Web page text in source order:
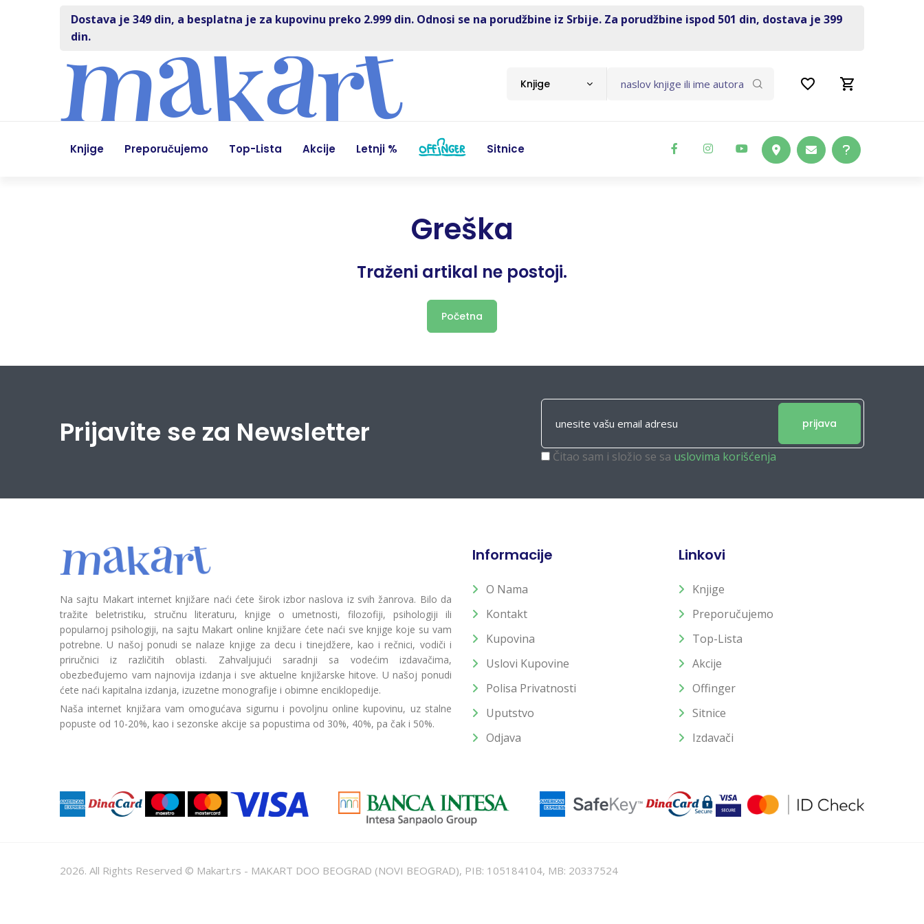
Dostava je 349 din, a besplatna je za kupovinu preko 2.999 din. Odnosi se na porudžbine iz Srbije. Za porudžbine ispod 501 din, dostava je 399
din.
Knjige
Knjige Preporučujemo Top-Lista Akcije Letnji % Sitnice
Greška
Traženi artikal ne postoji.
Početna
Prijavite se za Newsletter prijava
Čitao sam i složio se sa uslovima korišćenja
Na sajtu Makart internet knjižare naći ćete širok izbor naslova iz svih žanrova. Bilo da
tražite beletristiku, stručnu literaturu, knjige o umetnosti, filozofiji, psihologiji ili
popularnoj psihologiji, na sajtu Makart online knjižare ćete naći sve knjige koje su vam
potrebne. U našoj ponudi se nalaze knjige za decu i tinejdžere, kao i rečnici, vodiči i
priručnici iz različitih oblasti. Zahvaljujući saradnji sa vodećim izdavačima,
obezbeđujemo vam najnovija izdanja i sve aktuelne knjižarske hitove. U našoj ponudi
ćete naći kapitalna izdanja, izuzetne monografije i obimne enciklopedije.
Naša internet knjižara vam omogućava sigurnu i povoljnu online kupovinu, uz stalne
popuste od 10-20%, kao i sezonske akcije sa popustima od 30%, 40%, pa čak i 50%.
Informacije
O Nama
Kontakt
Kupovina
Uslovi Kupovine
Polisa Privatnosti
Uputstvo
Odjava
Linkovi
Knjige
Preporučujemo
Top-Lista
Akcije
Offinger
Sitnice
Izdavači
2026. All Rights Reserved © Makart.rs - MAKART DOO BEOGRAD (NOVI BEOGRAD), PIB: 105184104, MB: 20337524